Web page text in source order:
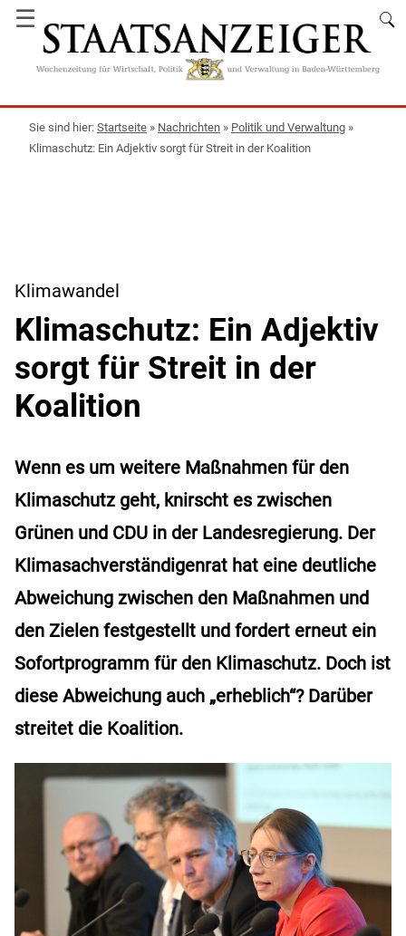
☰
Startseite » Nachrichten » Politik und Verwaltung »
Klimaschutz: Ein Adjektiv sorgt für Streit in der Koalition
Klimawandel
Klimaschutz: Ein Adjektiv
sorgt für Streit in der
Koalition
Wenn es um weitere Maßnahmen für den
Klimaschutz geht, knirscht es zwischen
Grünen und CDU in der Landesregierung. Der
Klimasachverständigenrat hat eine deutliche
Abweichung zwischen den Maßnahmen und
den Zielen festgestellt und fordert erneut ein
Sofortprogramm für den Klimaschutz. Doch ist
diese Abweichung auch „erheblich“? Darüber
streitet die Koalition.